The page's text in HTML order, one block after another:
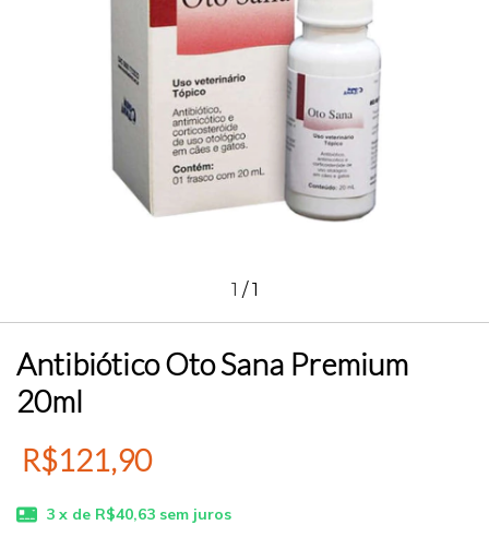
1 /1
Antibiótico Oto Sana Premium
20ml
R$121,90
3 x de R$40,63 sem juros